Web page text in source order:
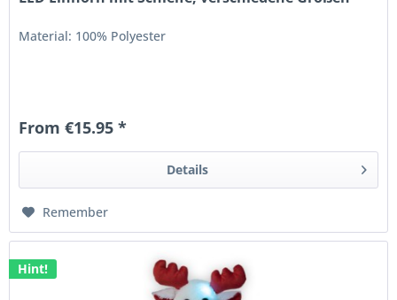
Material: 100% Polyester
From €15.95 *
Details
Remember
Hint!